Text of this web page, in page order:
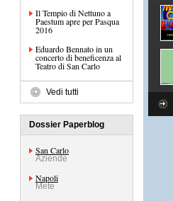
Il Tempio di Nettuno a
Paestum apre per Pasqua
2016
Eduardo Bennato in un
concerto di beneficenza al
Teatro di San Carlo
Vedi tutti
Dossier Paperblog
San Carlo
Aziende
Napoli
Mete